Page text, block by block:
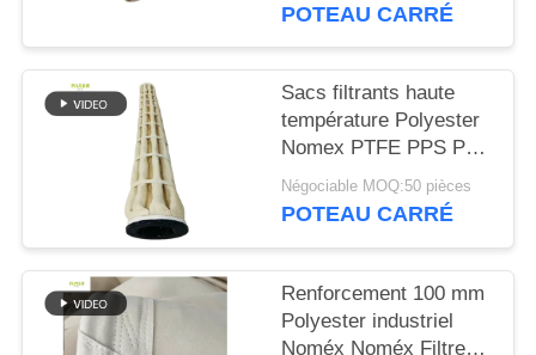
DE
CONFIDENTIALITÉ
POTEAU CARRÉ
Sacs filtrants haute
température Polyester
Nomex PTFE PPS P84
Fibre de verre Feutre
industriel pour
Négociable MOQ:50 pièces
POTEAU CARRÉ
Renforcement 100 mm
Polyester industriel
Noméx Noméx Filtre